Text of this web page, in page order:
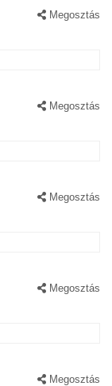
Megosztás
Megosztás
Megosztás
Megosztás
Megosztás